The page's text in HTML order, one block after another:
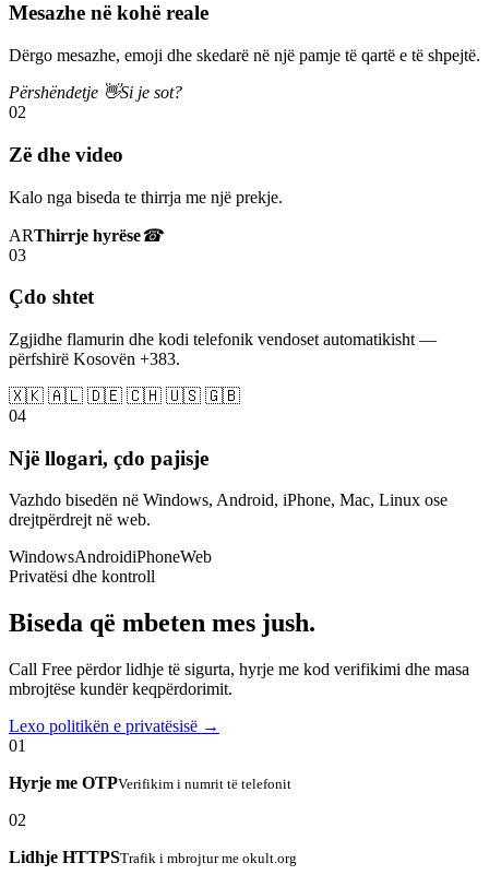
Mesazhe në kohë reale
Dërgo mesazhe, emoji dhe skedarë në një pamje të qartë e të shpejtë.
Përshëndetje 👋Si je sot?
02
Zë dhe video
Kalo nga biseda te thirrja me një prekje.
ARThirrje hyrëse☎
03
Çdo shtet
Zgjidhe flamurin dhe kodi telefonik vendoset automatikisht —
përfshirë Kosovën +383.
🇽🇰 🇦🇱 🇩🇪 🇨🇭 🇺🇸 🇬🇧
04
Një llogari, çdo pajisje
Vazhdo bisedën në Windows, Android, iPhone, Mac, Linux ose
drejtpërdrejt në web.
WindowsAndroidiPhoneWeb
Privatësi dhe kontroll
Biseda që mbeten mes jush.
Call Free përdor lidhje të sigurta, hyrje me kod verifikimi dhe masa
mbrojtëse kundër keqpërdorimit.
Lexo politikën e privatësisë →
01
Hyrje me OTPVerifikim i numrit të telefonit
02
Lidhje HTTPSTrafik i mbrojtur me okult.org